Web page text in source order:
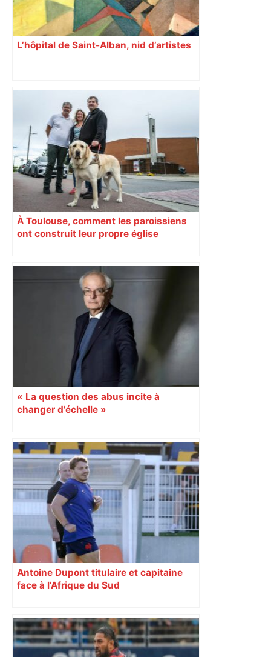
L’hôpital de Saint-Alban, nid d’artistes
À Toulouse, comment les paroissiens
ont construit leur propre église
« La question des abus incite à
changer d’échelle »
Antoine Dupont titulaire et capitaine
face à l’Afrique du Sud